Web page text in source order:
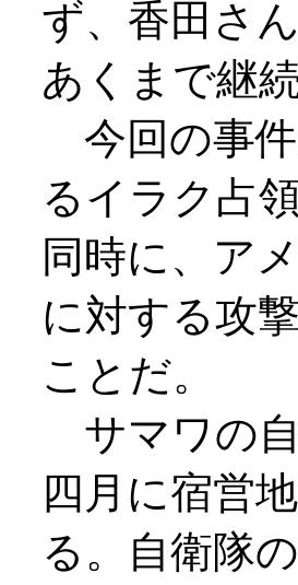
ず、香田さ
あくまで継
今回の事
るイラク占
同時に、ア
に対する攻
ことだ。
サマワの
四月に宿営
る。自衛隊